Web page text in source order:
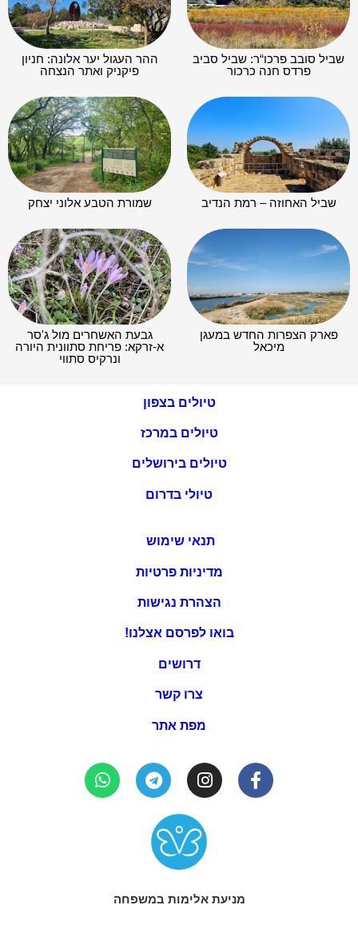
שביל סובב פרכו“ר: שביל סביב
פרדס חנה כרכור
ההר העגול יער אלונה: חניון
פיקניק ואתר הנצחה
שביל האחוזה – רמת הנדיב שמורת הטבע אלוני יצחק
פארק הצפרות החדש במעגן
מיכאל
גבעת האשחרים מול ג'סר
א-זרקא: פריחת סתוונית היורה
ונרקיס סתווי
טיולים בצפון
טיולים במרכז
טיולים בירושלים
טיולי בדרום
תנאי שימוש
מדיניות פרטיות
הצהרת נגישות
בואו לפרסם אצלנו!
דרושים
צרו קשר
מפת אתר
מניעת אלימות במשפחה